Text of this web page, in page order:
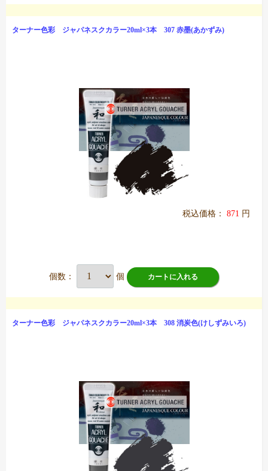
ターナー色彩 ジャパネスクカラー20ml×3本 307 赤墨(あかずみ)
税込価格： 871 円
個数： 個 カートに入れる
ターナー色彩 ジャパネスクカラー20ml×3本 308 消炭色(けしずみいろ)